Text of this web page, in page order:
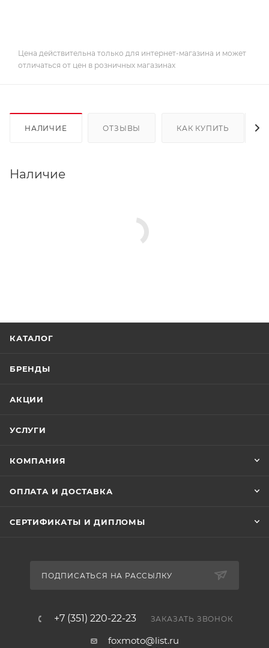
Цена действительна только для интернет-магазина и может
отличаться от цен в розничных магазинах
НАЛИЧИЕ ОТЗЫВЫ КАК КУПИТЬ
Наличие
КАТАЛОГ
БРЕНДЫ
АКЦИИ
УСЛУГИ
КОМПАНИЯ
ОПЛАТА И ДОСТАВКА
СЕРТИФИКАТЫ И ДИПЛОМЫ
ПОДПИСАТЬСЯ НА РАССЫЛКУ
+7 (351) 220-22-23 ЗАКАЗАТЬ ЗВОНОК
foxmoto@list.ru